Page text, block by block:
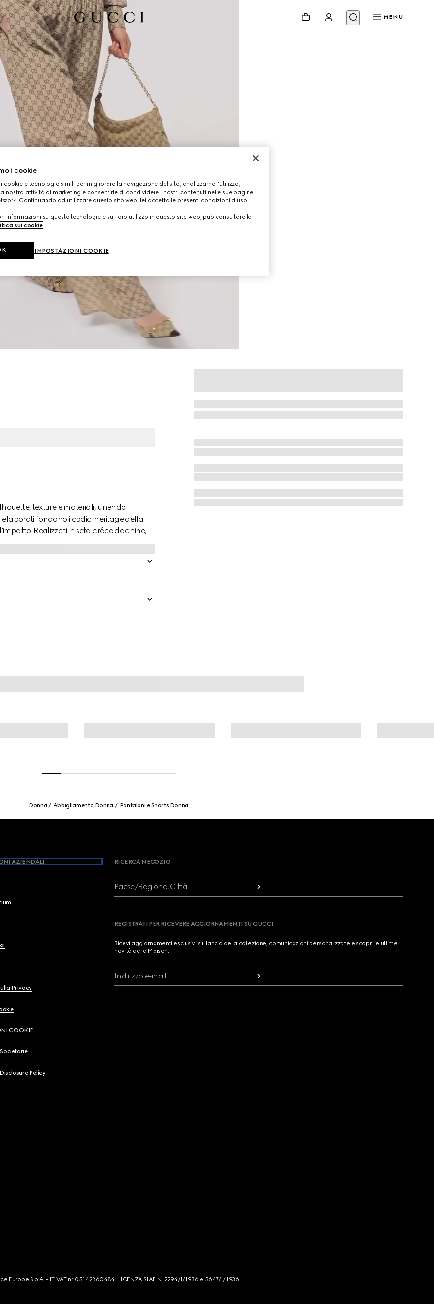
MENU
texture e materiali, unendo
fondono i codici heritage della
Realizzati in seta crêpe de chine,
GG all over.
Donna Abbigliamento Donna Pantaloni e Shorts Donna
AZIENDALI
Privacy
COOKIE
Policy
RICERCA NEGOZIO
Paese/Regione, Città
REGISTRATI PER RICEVERE AGGIORNAMENTI SU GUCCI
Ricevi aggiornamenti esclusivi sul lancio della collezione, comunicazioni personalizzate e scopri le ultime
novità della Maison.
Indirizzo e-mail
Europe S.p.A. - IT VAT nr 05142860484. LICENZA SIAE N. 2294/I/1936 e 5647/I/1936
i cookie
i cookie e tecnologie simili per migliorare la navigazione del sito, analizzarne l'utilizzo,
nostra attività di marketing e consentirle di condividere i nostri contenuti nelle sue pagine
Continuando ad utilizzare questo sito web, lei accetta le presenti condizioni d'uso.
informazioni su queste tecnologie e sul loro utilizzo in questo sito web, può consultare la
sui cookie.
IMPOSTAZIONI COOKIE